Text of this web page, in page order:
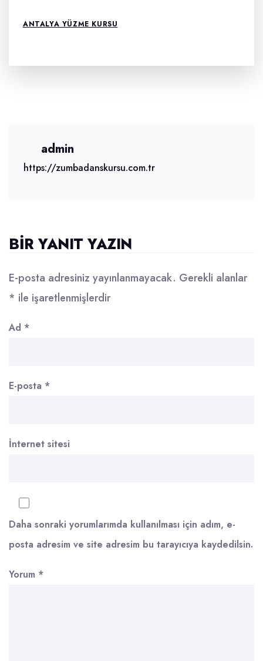
ANTALYA YÜZME KURSU
admin
https://zumbadanskursu.com.tr
BIR YANIT YAZIN
E-posta adresiniz yayınlanmayacak. Gerekli alanlar
* ile işaretlenmişlerdir
Ad *
E-posta *
İnternet sitesi
Daha sonraki yorumlarımda kullanılması için adım, e-
posta adresim ve site adresim bu tarayıcıya kaydedilsin.
Yorum *